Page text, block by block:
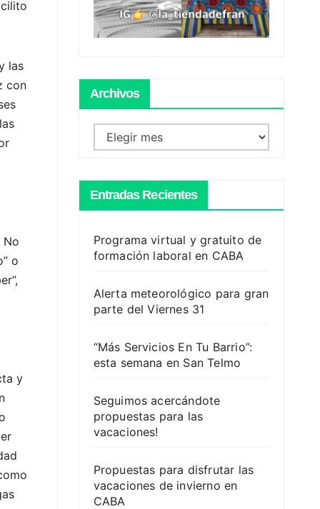
las
con
No
o
y
Archivos
Archivos
Entradas Recientes
Programa virtual y gratuito de
formación laboral en CABA
Alerta meteorológico para gran
parte del Viernes 31
“Más Servicios En Tu Barrio”:
esta semana en San Telmo
Seguimos acercándote
propuestas para las
vacaciones!
Propuestas para disfrutar las
vacaciones de invierno en
CABA